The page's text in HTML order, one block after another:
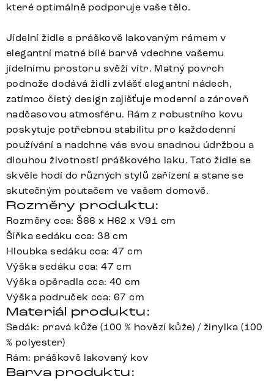
které optimálně podporuje vaše tělo.
Jídelní židle s práškově lakovaným rámem v
elegantní matné bílé barvě vdechne vašemu
jídelnímu prostoru svěží vítr. Matný povrch
podnože dodává židli zvlášť elegantní nádech,
zatímco čistý design zajišťuje moderní a zároveň
nadčasovou atmosféru. Rám z robustního kovu
poskytuje potřebnou stabilitu pro každodenní
používání a nadchne vás svou snadnou údržbou a
dlouhou životností práškového laku. Tato židle se
skvěle hodí do různých stylů zařízení a stane se
skutečným poutačem ve vašem domově.
Rozměry produktu:
Rozměry cca: Š66 x H62 x V91 cm
Šířka sedáku cca: 38 cm
Hloubka sedáku cca: 47 cm
Výška sedáku cca: 47 cm
Výška opěradla cca: 40 cm
Výška područek cca: 67 cm
Materiál produktu:
Sedák: pravá kůže (100 % hovězí kůže) / žinylka (100
% polyester)
Rám: práškově lakovaný kov
Barva produktu: